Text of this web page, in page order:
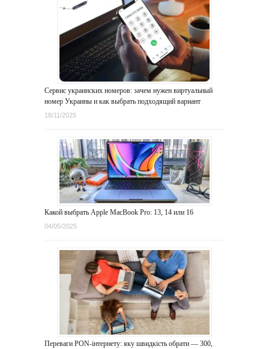
Сервис украинских номеров: зачем нужен виртуальный
номер Украины и как выбрать подходящий вариант
18/11/2025
Какой выбрать Apple MacBook Pro: 13, 14 или 16
04/05/2025
Переваги PON-інтернету: яку швидкість обрати — 300,